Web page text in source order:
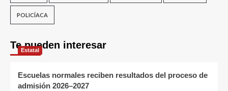
POLICÍACA
Te pueden interesar
Estatal
Escuelas normales reciben resultados del proceso de
admisión 2026–2027